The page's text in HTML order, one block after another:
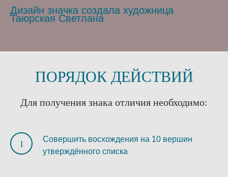
Дизайн значка создала художница
Таюрская Светлана
ПОРЯДОК ДЕЙСТВИЙ
Для получения знака отличия необходимо:
Совершить восхождения на 10 вершин
утверждённого списка